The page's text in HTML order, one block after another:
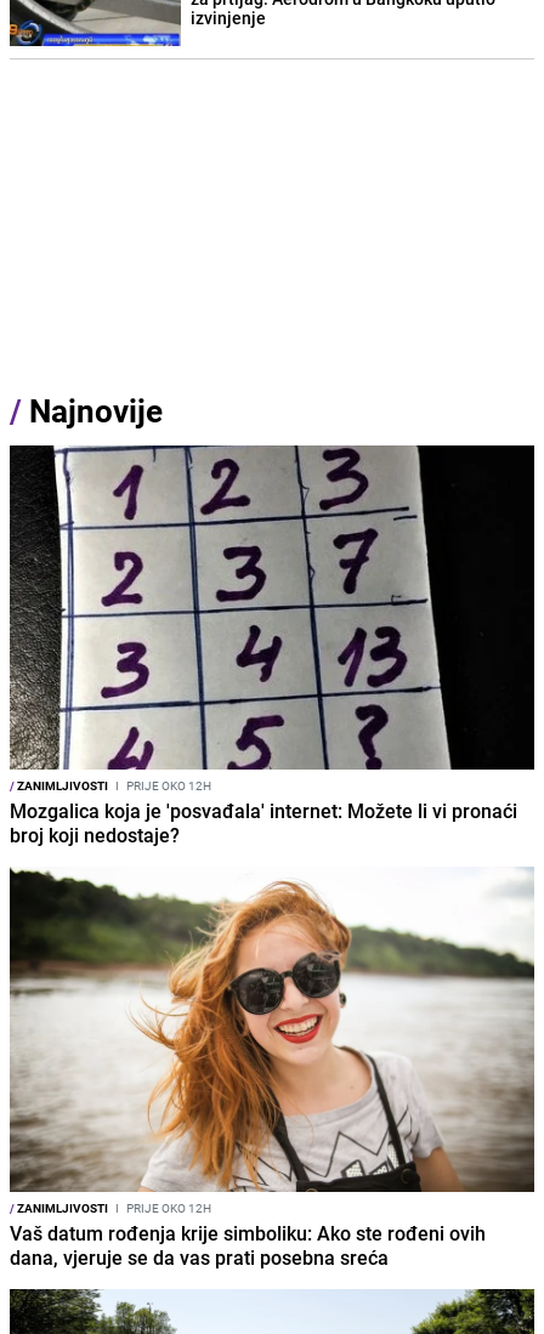
izvinjenje
/ Najnovije
/ZANIMLJIVOSTI I PRIJE OKO 12H
Mozgalica koja je 'posvađala' internet: Možete li vi pronaći
broj koji nedostaje?
/ZANIMLJIVOSTI I PRIJE OKO 12H
Vaš datum rođenja krije simboliku: Ako ste rođeni ovih
dana, vjeruje se da vas prati posebna sreća